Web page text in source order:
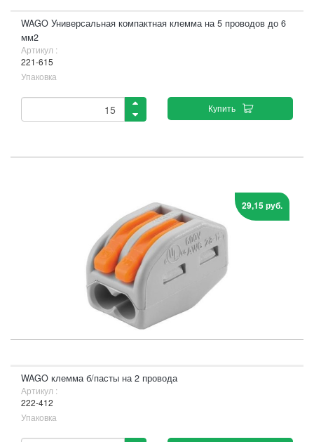
WAGO Универсальная компактная клемма на 5 проводов до 6
мм2
Артикул :
221-615
Упаковка
Купить
29,15 руб.
WAGO клемма б/пасты на 2 провода
Артикул :
222-412
Упаковка